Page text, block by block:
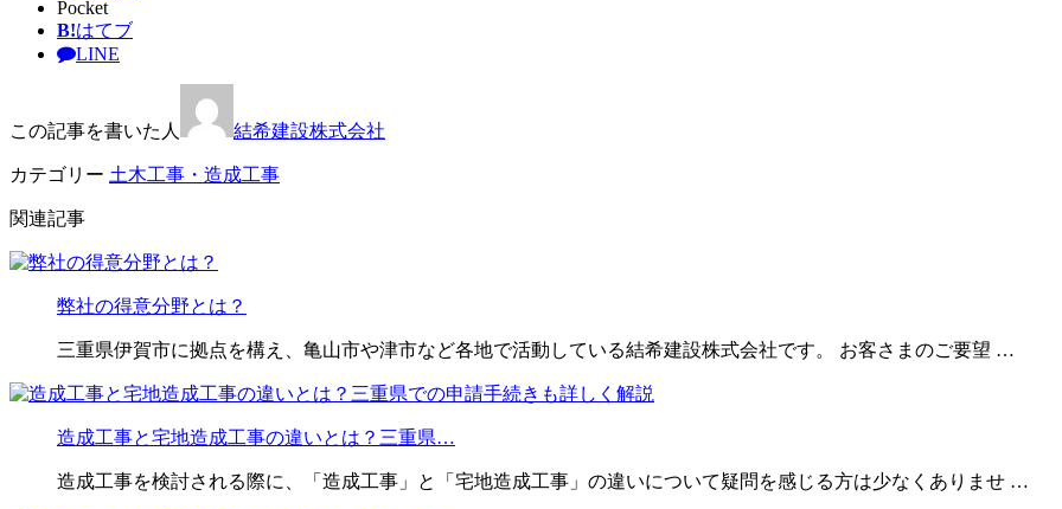
Pocket
B!はてブ
LINE
この記事を書いた人 結希建設株式会社
カテゴリー 土木工事・造成工事
関連記事
弊社の得意分野とは？
三重県伊賀市に拠点を構え、亀山市や津市など各地で活動している結希建設株式会社です。 お客さまのご要望 …
造成工事と宅地造成工事の違いとは？三重県…
造成工事を検討される際に、「造成工事」と「宅地造成工事」の違いについて疑問を感じる方は少なくありませ …